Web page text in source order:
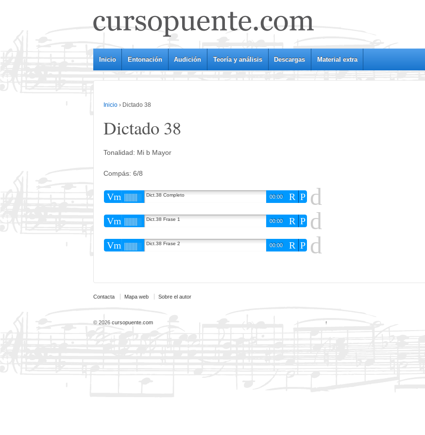
Inicio Entonación Audición Teoría y análisis Descargas Material extra
Inicio › Dictado 38
Dictado 38
Tonalidad: Mi b Mayor
Compás: 6/8
Vm Dict.38 Completo 00:00 R P d
Vm Dict.38 Frase 1 00:00 R P d
Vm Dict.38 Frase 2 00:00 R P d
Contacta Mapa web Sobre el autor
© 2026 cursopuente.com ↑